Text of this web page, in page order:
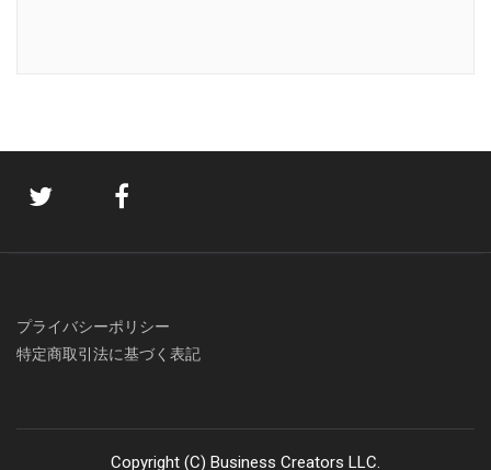
プライバシーポリシー
特定商取引法に基づく表記
Copyright (C) Business Creators LLC.